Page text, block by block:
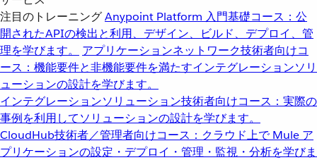
注目のトレーニングAnypoint Platform 入門基礎コース：公
開されたAPIの検出と利用、デザイン、ビルド、デプロイ、管
理を学びます。
アプリケーションネットワーク技術者向けコ
ース：機能要件と非機能要件を満たすインテグレーションソリ
ューションの設計を学びます。
インテグレーションソリューション技術者向けコース：実際の
事例を利用してソリューションの設計を学びます。
CloudHub技術者／管理者向けコース：クラウド上で Mule ア
プリケーションの設定・デプロイ・管理・監視・分析を学びま